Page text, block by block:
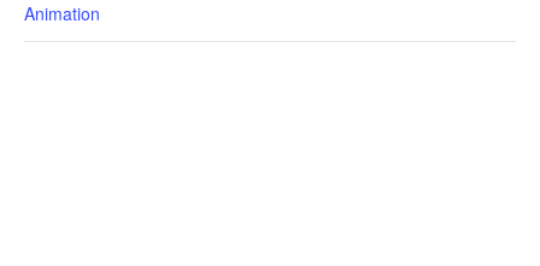
Animation